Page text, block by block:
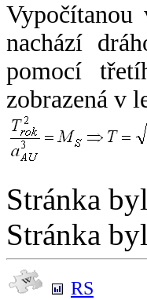
Vypočítanou
nachází
pomocí
zobrazená v
Stránka
Stránka
RS